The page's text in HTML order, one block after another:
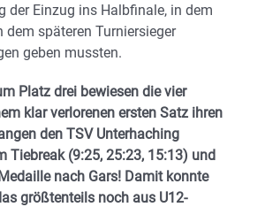
der Einzug ins Halbfinale, in dem
späteren Turniersieger
geben mussten.
Platz drei bewiesen die vier
klar verlorenen ersten Satz ihren
den TSV Unterhaching
Tiebreak (9:25, 25:23, 15:13) und
nach Gars! Damit konnte
größtenteils noch aus U12-